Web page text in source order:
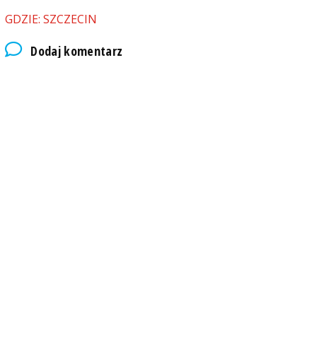
GDZIE: SZCZECIN
Dodaj komentarz